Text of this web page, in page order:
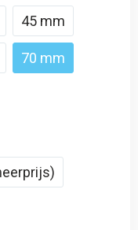
45 mm
70 mm